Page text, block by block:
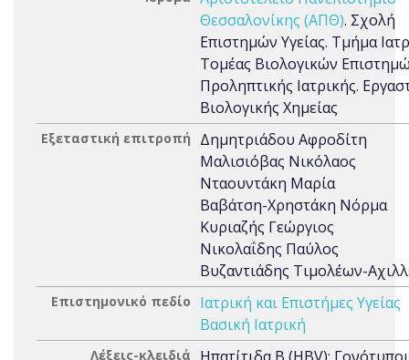
Θεσσαλονίκης (ΑΠΘ). Σχολή
Επιστημών Υγείας. Τμήμα
Τομέας Βιολογικών
Προληπτικής Ιατρικής.
Βιολογικής Χημείας
Εξεταστική επιτροπή
Δημητριάδου Αφροδίτη
Μαλισιόβας Νικόλαος
Νταουντάκη Μαρία
Βαβάτση-Χρηστάκη Νόρμα
Κυριαζής Γεώργιος
Νικολαΐδης Παύλος
Βυζαντιάδης Τιμολέων-
Επιστημονικό πεδίο
Ιατρική και Επιστήμες Υγείας
Βασική Ιατρική
Λέξεις-κλειδιά